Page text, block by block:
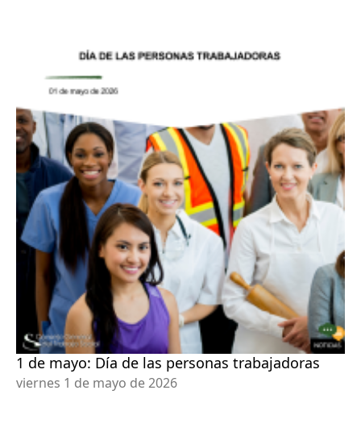
1 de mayo: Día de las personas trabajadoras
viernes 1 de mayo de 2026